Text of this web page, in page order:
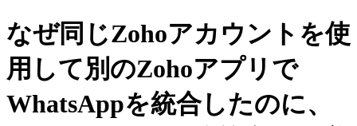
なぜ同じZohoアカウントを使
用して別のZohoアプリで
WhatsAppを統合したのに、